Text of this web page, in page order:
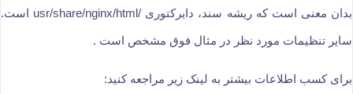
بدان معنی است که ریشه سند، دایرکتوری /usr/share/nginx/html است.
سایر تنظیمات مورد نظر در مثال فوق مشخص است .
برای کسب اطلاعات بیشتر به لینک زیر مراجعه کنید: